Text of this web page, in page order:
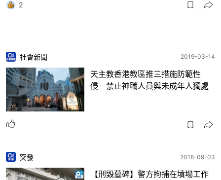
2
社會新聞 2019-03-14
天主教香港教區推三措施防範性
侵 禁止神職人員與未成年人獨處
突發 2018-09-03
【刑毀墓碑】警方拘捕在墳場工作